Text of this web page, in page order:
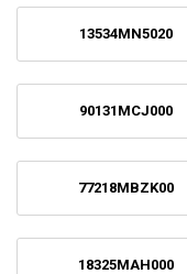
13534MN5020
90131MCJ000
77218MBZK00
18325MAH000